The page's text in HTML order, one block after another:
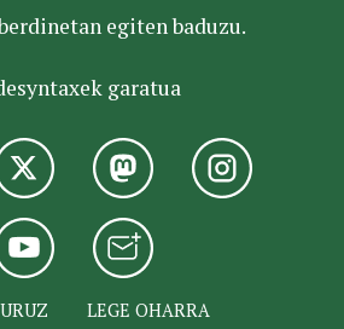
egiten baduzu.
garatua
LEGE OHARRA